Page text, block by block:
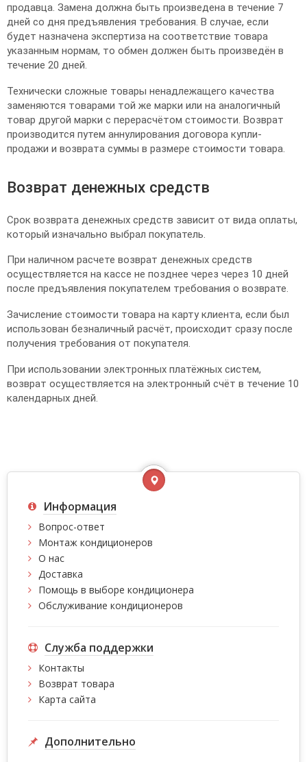
продавца. Замена должна быть произведена в течение 7
дней со дня предъявления требования. В случае, если
будет назначена экспертиза на соответствие товара
указанным нормам, то обмен должен быть произведён в
течение 20 дней.
Технически сложные товары ненадлежащего качества
заменяются товарами той же марки или на аналогичный
товар другой марки с перерасчётом стоимости. Возврат
производится путем аннулирования договора купли-
продажи и возврата суммы в размере стоимости товара.
Возврат денежных средств
Срок возврата денежных средств зависит от вида оплаты,
который изначально выбрал покупатель.
При наличном расчете возврат денежных средств
осуществляется на кассе не позднее через через 10 дней
после предъявления покупателем требования о возврате.
Зачисление стоимости товара на карту клиента, если был
использован безналичный расчёт, происходит сразу после
получения требования от покупателя.
При использовании электронных платёжных систем,
возврат осуществляется на электронный счёт в течение 10
календарных дней.
Информация
Вопрос-ответ
Монтаж кондиционеров
О нас
Доставка
Помощь в выборе кондиционера
Обслуживание кондиционеров
Служба поддержки
Контакты
Возврат товара
Карта сайта
Дополнительно